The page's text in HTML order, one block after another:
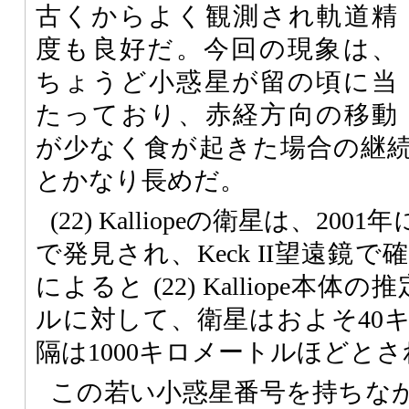
古くからよく観測され軌道精
度も良好だ。今回の現象は、
ちょうど小惑星が留の頃に当
たっており、赤経方向の移動
が少なく食が起きた場合の継
とかなり長めだ。
(22) Kalliopeの衛星は、2001
で発見され、Keck II望遠鏡で
によると (22) Kalliope本体の
ルに対して、衛星はおよそ40
隔は1000キロメートルほどと
この若い小惑星番号を持ちな